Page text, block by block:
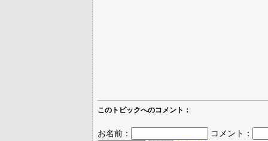
このトピックへのコメント：
お名前：
コメント：